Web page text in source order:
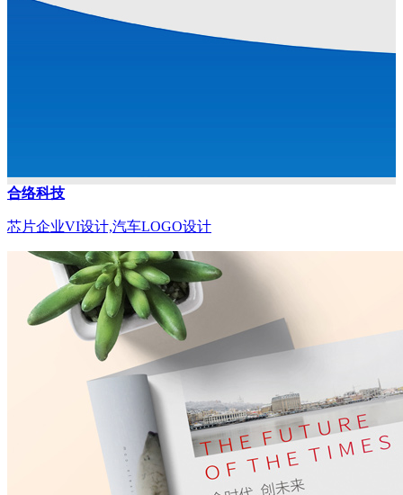
合络科技
芯片企业VI设计,汽车LOGO设计